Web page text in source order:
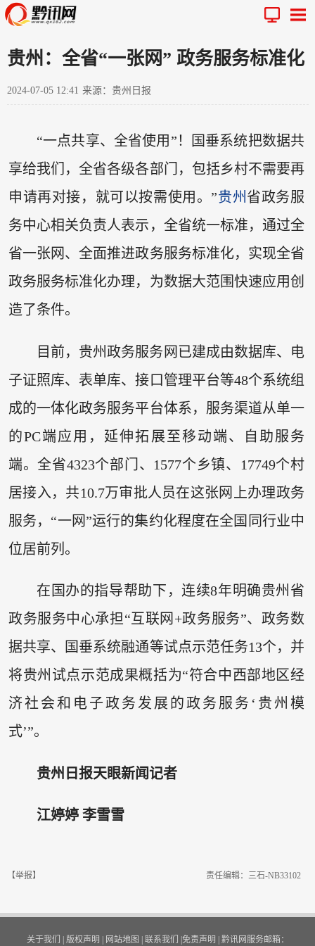
贵州：全省“一张网” 政务服务标准化
2024-07-05 12:41 来源：贵州日报
“一点共享、全省使用”！国垂系统把数据共
享给我们，全省各级各部门，包括乡村不需要再
申请再对接，就可以按需使用。”贵州 省政务服
务中心相关负责人表示，全省统一标准，通过全
省一张网、全面推进政务服务标准化，实现全省
政务服务标准化办理，为数据大范围快速应用创
造了条件。
目前，贵州政务服务网已建成由数据库、电
子证照库、表单库、接口管理平台等48个系统组
成的一体化政务服务平台体系，服务渠道从单一
的PC端应用，延伸拓展至移动端、自助服务
端。全省4323个部门、1577个乡镇、17749个村
居接入，共10.7万审批人员在这张网上办理政务
服务，“一网”运行的集约化程度在全国同行业中
位居前列。
在国办的指导帮助下，连续8年明确贵州省
政务服务中心承担“互联网+政务服务”、政务数
据共享、国垂系统融通等试点示范任务13个，并
将贵州试点示范成果概括为“符合中西部地区经
济社会和电子政务发展的政务服务‘贵州模
式’”。
贵州日报天眼新闻记者
江婷婷 李雪雪
【举报】 责任编辑：三石-NB33102
关于我们 | 版权声明 | 网站地图 | 联系我们 |免责声明 | 黔讯网服务邮箱：